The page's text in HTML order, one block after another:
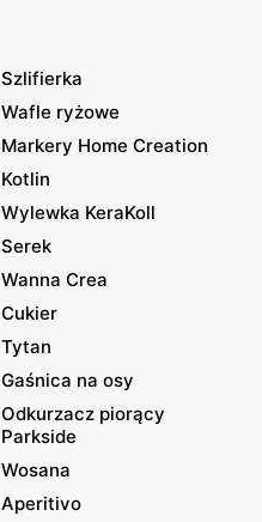
Szlifierka
Wafle ryżowe
Markery Home Creation
Kotlin
Wylewka KeraKoll
Serek
Wanna Crea
Cukier
Tytan
Gaśnica na osy
Odkurzacz piorący
Parkside
Wosana
Aperitivo